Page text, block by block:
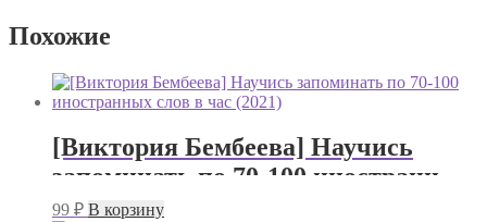
Похожие
[Виктория Бембеева] Научись
запоминать по 70-100 иностранных
слов в час (2021)
99 ₽ В корзину